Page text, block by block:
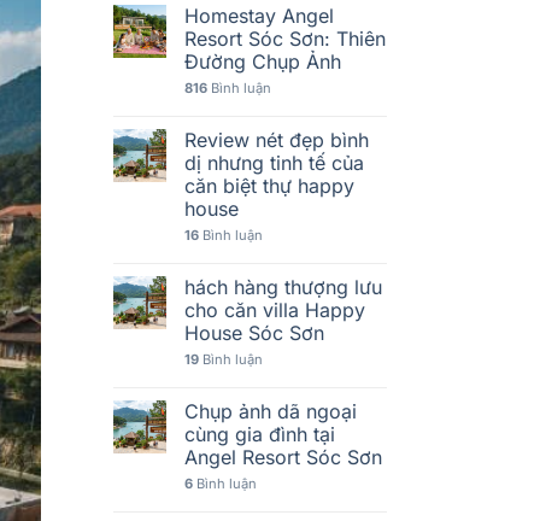
Homestay Angel
Resort Sóc Sơn: Thiên
Đường Chụp Ảnh
816Bình luận
Review nét đẹp bình
dị nhưng tinh tế của
căn biệt thự happy
house
16Bình luận
hách hàng thượng lưu
cho căn villa Happy
House Sóc Sơn
19Bình luận
Chụp ảnh dã ngoại
cùng gia đình tại
Angel Resort Sóc Sơn
6Bình luận